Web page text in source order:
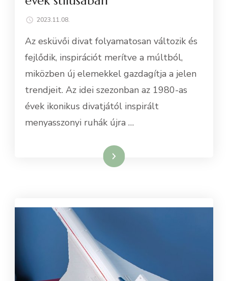
2023.11.08.
Az esküvői divat folyamatosan változik és
fejlődik, inspirációt merítve a múltból,
miközben új elemekkel gazdagítja a jelen
trendjeit. Az idei szezonban az 1980-as
évek ikonikus divatjától inspirált
menyasszonyi ruhák újra …
Tovább